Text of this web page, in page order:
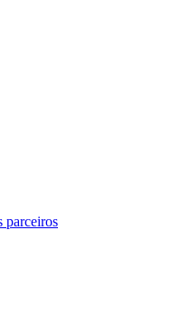
parceiros